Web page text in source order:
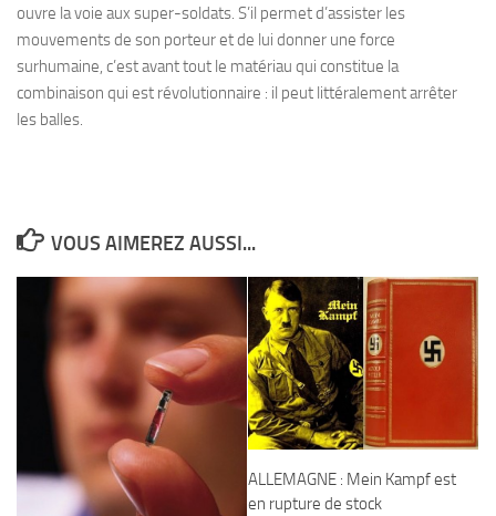
ouvre la voie aux super-soldats. S’il permet d’assister les
mouvements de son porteur et de lui donner une force
surhumaine, c’est avant tout le matériau qui constitue la
combinaison qui est révolutionnaire : il peut littéralement arrêter
les balles.
VOUS AIMEREZ AUSSI...
ALLEMAGNE : Mein Kampf est
en rupture de stock